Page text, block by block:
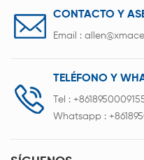
CONTACTO Y
Email :
TELÉFONO Y
Tel :
Whatsapp :